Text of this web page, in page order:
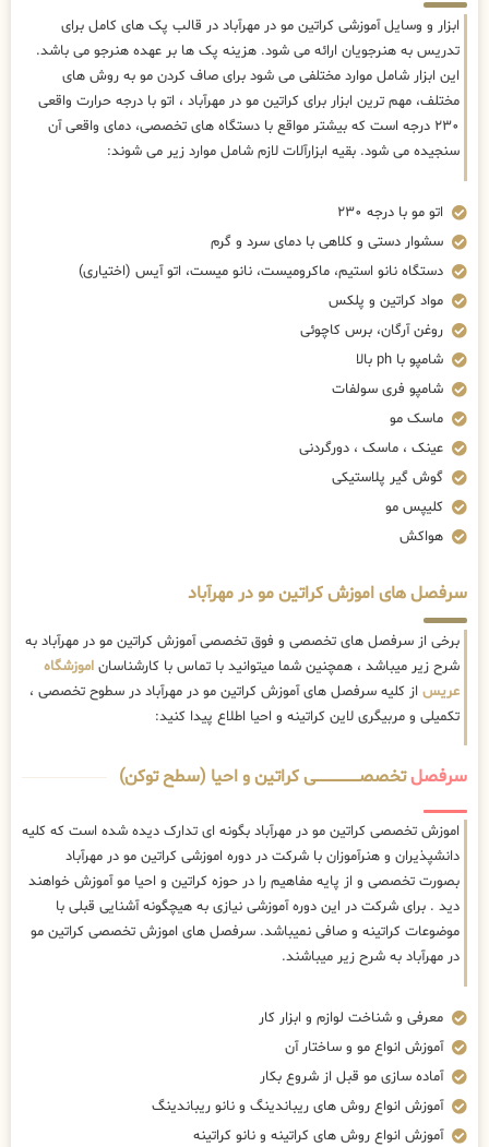
ابزار و وسایل آموزشی کراتین مو در مهرآباد در قالب پک های کامل برای
تدریس به هنرجویان ارائه می شود. هزینه پک ها بر عهده هنرجو می باشد.
این ابزار شامل موارد مختلفی می شود برای صاف کردن مو به روش های
مختلف، مهم ترین ابزار برای کراتین مو در مهرآباد ، اتو با درجه حرارت واقعی
۲۳۰ درجه است که بیشتر مواقع با دستگاه های تخصصی، دمای واقعی آن
سنجیده می شود. بقیه ابزارآلات لازم شامل موارد زیر می شوند:
اتو مو با درجه ۲۳۰
سشوار دستی و کلاهی با دمای سرد و گرم
دستگاه نانو استیم، ماکرومیست، نانو میست، اتو آیس (اختیاری)
مواد کراتین و پلکس
روغن آرگان، برس کاچوئی
شامپو با ph بالا
شامپو فری سولفات
ماسک مو
عینک ، ماسک ، دورگردنی
گوش گیر پلاستیکی
کلیپس مو
هواکش
سرفصل های اموزش کراتین مو در مهرآباد
برخی از سرفصل های تخصصی و فوق تخصصی آموزش کراتین مو در مهرآباد به
شرح زیر میباشد ، همچنین شما میتوانید با تماس با کارشناسان اموزشگاه
عریس از کلیه سرفصل های آموزش کراتین مو در مهرآباد در سطوح تخصصی ،
تکمیلی و مربیگری لاین کراتینه و احیا اطلاع پیدا کنید:
سرفصلتخصصــــــــــــــــــــی کراتین و احیا (سطح توکن)
اموزش تخصصی کراتین مو در مهرآباد بگونه ای تدارک دیده شده است که کلیه
دانشپذیران و هنرآموزان با شرکت در دوره اموزشی کراتین مو در مهرآباد
بصورت تخصصی و از پایه مفاهیم را در حوزه کراتین و احیا مو آموزش خواهند
دید . برای شرکت در این دوره آموزشی نیازی به هیچگونه آشنایی قبلی با
موضوعات کراتینه و صافی نمیباشد. سرفصل های اموزش تخصصی کراتین مو
در مهرآباد به شرح زیر میباشند.
معرفی و شناخت لوازم و ابزار کار
آموزش انواع مو و ساختار آن
آماده سازی مو قبل از شروع بکار
آموزش انواع روش های ریباندینگ و نانو ریباندینگ
آموزش انواع روش های کراتینه و نانو کراتینه